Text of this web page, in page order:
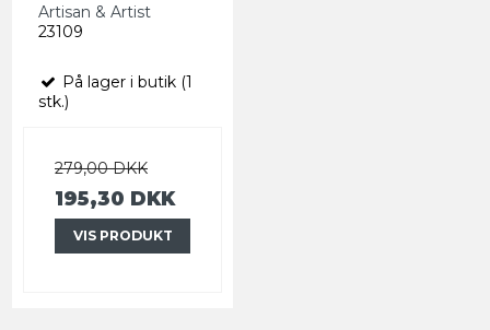
Artisan & Artist
23109
På lager i butik (1
stk.)
279,00 DKK
195,30 DKK
VIS PRODUKT